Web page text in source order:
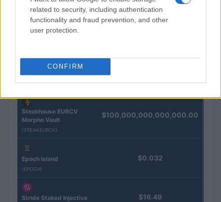
related to security, including authentication
functionality and fraud prevention, and other
user protection.
CONFIRM
Eureka Bridged PAX
$4,187.30
Kinza Babylon Staked
(KBTC)
Steakhouse EURCV
Morpho Vault
(STEAKEURCV)
$100,000,000,000,000.00
Epoch Island
(EPOCH)
$0.032
Stride Staked Injective $16.49